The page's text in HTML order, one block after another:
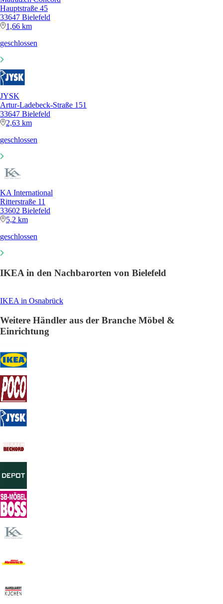
Hauptstraße 45
33647 Bielefeld
1,66 km
geschlossen
JYSK
Artur-Ladebeck-Straße 151
33647 Bielefeld
2,63 km
geschlossen
KA International
Ritterstraße 11
33602 Bielefeld
5,2 km
geschlossen
IKEA in den Nachbarorten von Bielefeld
IKEA in Osnabrück
Weitere Händler aus der Branche Möbel &
Einrichtung